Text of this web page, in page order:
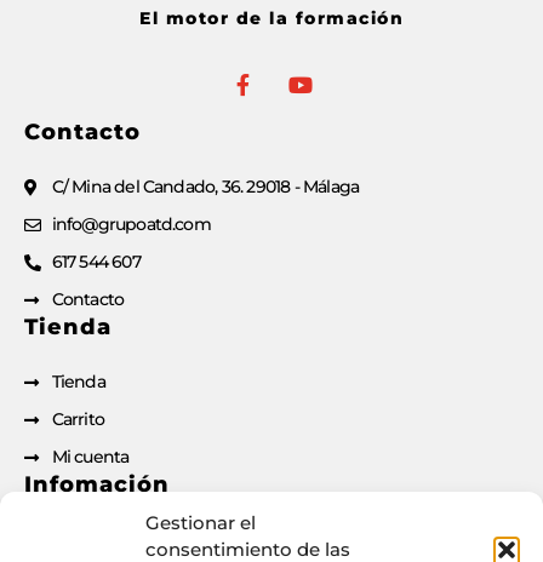
Gestionar el
consentimiento de las
El motor de la formación
Contacto
C/ Mina del Candado, 36. 29018 - Málaga
info@grupoatd.com
617 544 607
Contacto
Tienda
Tienda
Carrito
Mi cuenta
Infomación